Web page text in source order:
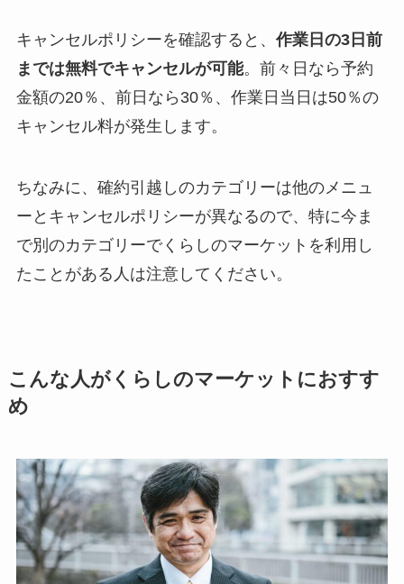
キャンセルポリシーを確認すると、 作業日の3日前
までは無料でキャンセルが可能。前々日なら予約
金額の20％、前日なら30％、作業日当日は50％の
キャンセル料が発生します。
ちなみに、確約引越しのカテゴリーは他のメニュ
ーとキャンセルポリシーが異なるので、特に今ま
で別のカテゴリーでくらしのマーケットを利用し
たことがある人は注意してください。
こんな人がくらしのマーケットにおすす
め